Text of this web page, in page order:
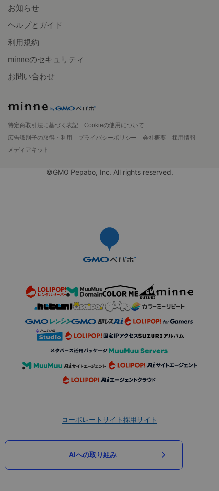
お知らせ
ヘルプとガイド
利用規約
minneのセキュリティ
お問い合わせ
特定商取引法に基づく表記
Cookieの使用について
広告識別子の取得・利用
プライバシーポリシー 会社概要
採用情報
メディアキット
©GMO Pepabo, Inc. All rights reserved.
コーポレートサイト採用サイト
AIへの取り組み